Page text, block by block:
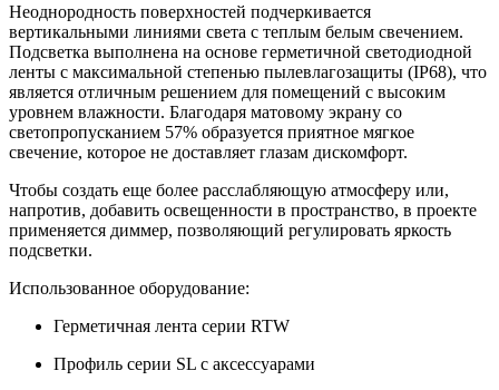
Неоднородность поверхностей подчеркивается
вертикальными линиями света с теплым белым свечением.
Подсветка выполнена на основе герметичной светодиодной
ленты с максимальной степенью пылевлагозащиты (IP68), что
является отличным решением для помещений с высоким
уровнем влажности. Благодаря матовому экрану со
светопропусканием 57% образуется приятное мягкое
свечение, которое не доставляет глазам дискомфорт.
Чтобы создать еще более расслабляющую атмосферу или,
напротив, добавить освещенности в пространство, в проекте
применяется диммер, позволяющий регулировать яркость
подсветки.
Использованное оборудование:
Герметичная лента серии RTW
Профиль серии SL с аксессуарами